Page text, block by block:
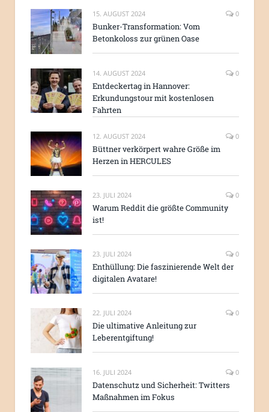
15. AUGUST 2024 0
Bunker-Transformation: Vom
Betonkoloss zur grünen Oase
14. AUGUST 2024 0
Entdeckertag in Hannover:
Erkundungstour mit kostenlosen
Fahrten
12. AUGUST 2024 0
Büttner verkörpert wahre Größe im
Herzen in HERCULES
23. JULI 2024 0
Warum Reddit die größte Community
ist!
23. JULI 2024 0
Enthüllung: Die faszinierende Welt der
digitalen Avatare!
22. JULI 2024 0
Die ultimative Anleitung zur
Leberentgiftung!
16. JULI 2024 0
Datenschutz und Sicherheit: Twitters
Maßnahmen im Fokus